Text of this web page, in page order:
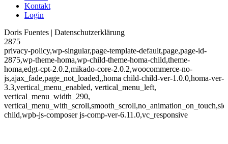
Kontakt
Login
Doris Fuentes | Datenschutzerklärung
2875
privacy-policy,wp-singular,page-template-default,page,page-id-
2875,wp-theme-homa,wp-child-theme-homa-child,theme-
homa,edgt-cpt-2.0.2,mikado-core-2.0.2,woocommerce-no-
js,ajax_fade,page_not_loaded,,homa child-child-ver-1.0.0,homa-ver-
3.3,vertical_menu_enabled, vertical_menu_left,
vertical_menu_width_290,
child,wpb-js-composer js-comp-ver-6.11.0,vc_responsive